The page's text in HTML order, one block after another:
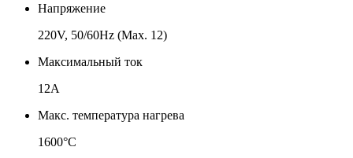
Напряжение
220V, 50/60Hz (Max. 12)
Максимальный ток
12A
Макс. температура нагрева
1600°С